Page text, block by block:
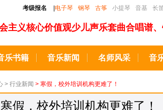
考级报名 电子琴 钢琴 古筝 小提琴 音基 长
主义核心价值观少儿声乐套曲合唱谱
乐书籍 音乐新闻 名师风采 音
> 行业新闻 > 寒假，校外培训机构更难了！
寒假，校外培训机构更难了！